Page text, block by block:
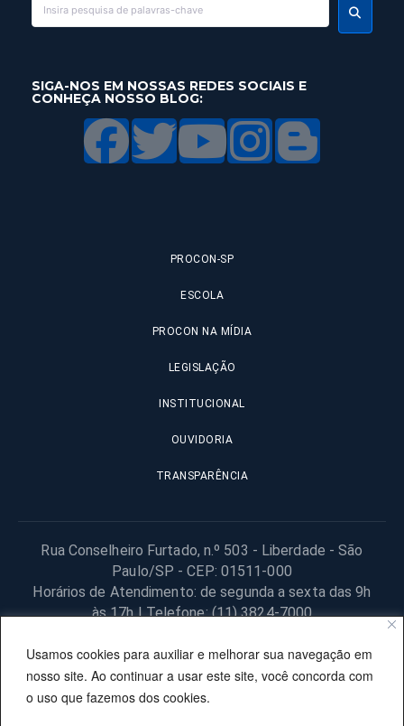
Usamos cookies para auxiliar e melhorar sua navegação em
nosso site. Ao continuar a usar este site, você concorda com
o uso que fazemos dos cookies.
SIGA-NOS EM NOSSAS REDES SOCIAIS E
CONHEÇA NOSSO BLOG:
PROCON-SP
ESCOLA
PROCON NA MÍDIA
LEGISLAÇÃO
INSTITUCIONAL
OUVIDORIA
TRANSPARÊNCIA
Rua Conselheiro Furtado, n.º 503 - Liberdade - São
Paulo/SP - CEP: 01511-000
Horários de Atendimento: de segunda a sexta das 9h
às 17h | Telefone: (11) 3824-7000
© 2025 Fundação Procon – SP – Todos os direitos reservados. |
Site desenvolvido pela PRODESP.